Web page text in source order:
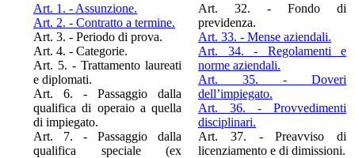
Art. 1. - Assunzione.
Art. 2. - Contratto a termine.
Art. 3. - Periodo di prova.
Art. 4. - Categorie.
Art. 5. - Trattamento laureati
e diplomati.
Art. 6. - Passaggio dalla
qualifica di operaio a quella
di impiegato.
Art. 7. - Passaggio dalla
qualifica speciale (ex
Art. 32. - Fondo di
previdenza.
Art. 33. - Mense aziendali.
Art. 34. - Regolamenti e
norme aziendali.
Art. 35. - Doveri
dell’impiegato.
Art. 36. - Provvedimenti
disciplinari.
Art. 37. - Preavviso di
licenziamento e di dimissioni.